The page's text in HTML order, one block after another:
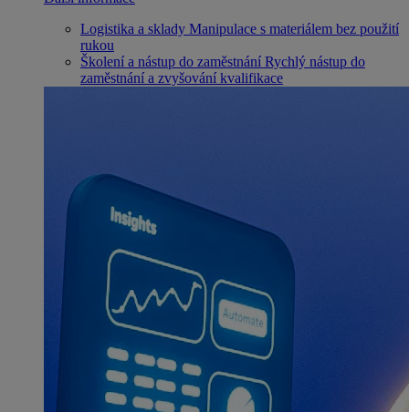
Logistika a sklady Manipulace s materiálem bez použití
rukou
Školení a nástup do zaměstnání Rychlý nástup do
zaměstnání a zvyšování kvalifikace